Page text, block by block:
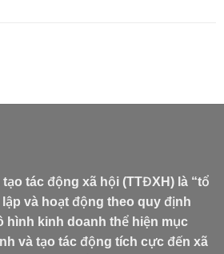
tác động xã hội (TTĐXH) là “tổ
và hoạt động theo quy định
hình kinh doanh thể hiện mục
và tạo tác động tích cực đến xã